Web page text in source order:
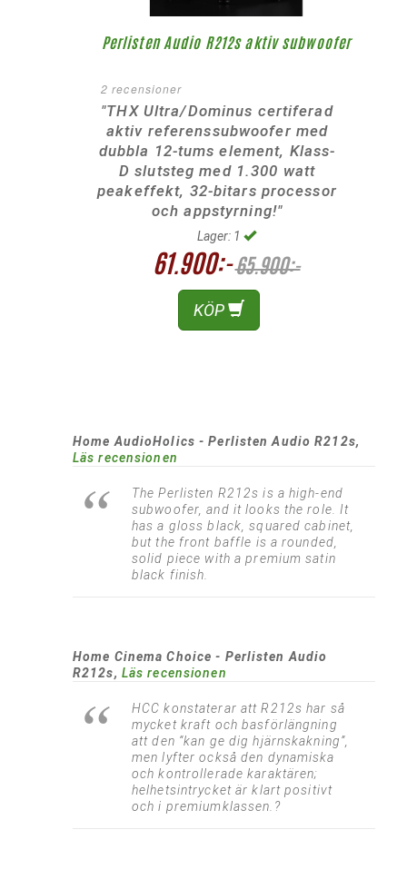
Perlisten Audio R212s aktiv subwoofer
2 recensioner
"THX Ultra/Dominus certiferad
aktiv referenssubwoofer med
dubbla 12-tums element, Klass-
D slutsteg med 1.300 watt
peakeffekt, 32-bitars processor
och appstyrning!"
Lager: 1
61.900:-65.900:-
KÖP
Home AudioHolics - Perlisten Audio R212s,
Läs recensionen
The Perlisten R212s is a high-end
subwoofer, and it looks the role. It
has a gloss black, squared cabinet,
but the front baffle is a rounded,
solid piece with a premium satin
black finish.
Home Cinema Choice - Perlisten Audio
R212s, Läs recensionen
HCC konstaterar att R212s har så
mycket kraft och basförlängning
att den “kan ge dig hjärnskakning”,
men lyfter också den dynamiska
och kontrollerade karaktären;
helhetsintrycket är klart positivt
och i premiumklassen.?